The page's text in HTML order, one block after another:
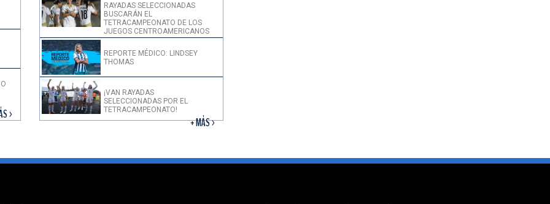
>
RAYADAS SELECCIONADAS
BUSCARÁN EL
TETRACAMPEONATO DE LOS
JUEGOS CENTROAMERICANOS
REPORTE MÉDICO: LINDSEY
THOMAS
¡VAN RAYADAS
SELECCIONADAS POR EL
TETRACAMPEONATO!
+ MÁS >